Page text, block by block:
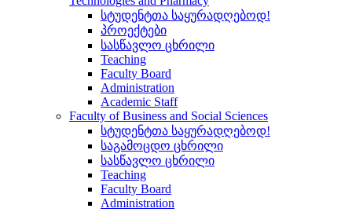
სტუდენტთა საყურადღებოდ!
პროექტები
სასწავლო ცხრილი
Teaching
Faculty Board
Administration
Academic Staff
Faculty of Business and Social Sciences
სტუდენტთა საყურადღებოდ!
საგამოცდო ცხრილი
სასწავლო ცხრილი
Teaching
Faculty Board
Administration